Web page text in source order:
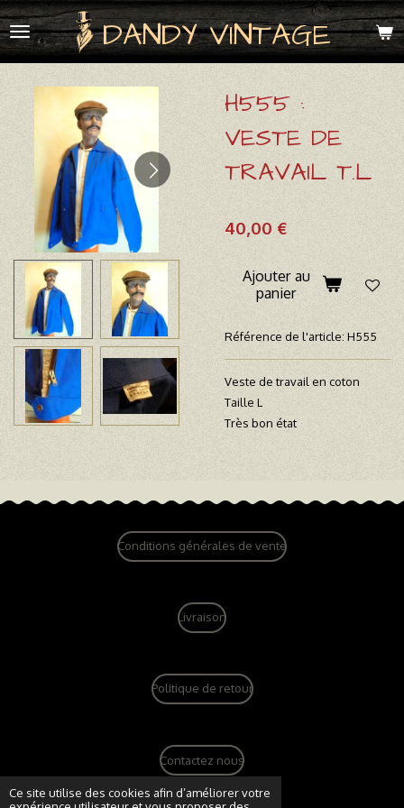
Ce site utilise des cookies afin d’améliorer votre
Passer
au
contenu
DANDY VINTAGE
H555 :
VESTE DE
TRAVAIL T.L
40,00 €
Ajouter au
panier
Référence de l'article: H555
Veste de travail en coton
Taille L
Très bon état
Conditions générales de vente
Livraison
Politique de retour
Contactez nous
© 2022 - 2026 dandy vintage boutique